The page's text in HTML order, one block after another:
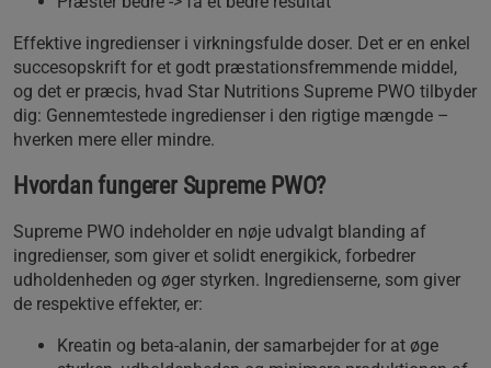
Effektive ingredienser i virkningsfulde doser. Det er en enkel
succesopskrift for et godt præstationsfremmende middel,
og det er præcis, hvad Star Nutritions Supreme PWO tilbyder
dig: Gennemtestede ingredienser i den rigtige mængde –
hverken mere eller mindre.
Hvordan fungerer Supreme PWO?
Supreme PWO indeholder en nøje udvalgt blanding af
ingredienser, som giver et solidt energikick, forbedrer
udholdenheden og øger styrken. Ingredienserne, som giver
de respektive effekter, er:
Kreatin og beta-alanin, der samarbejder for at øge